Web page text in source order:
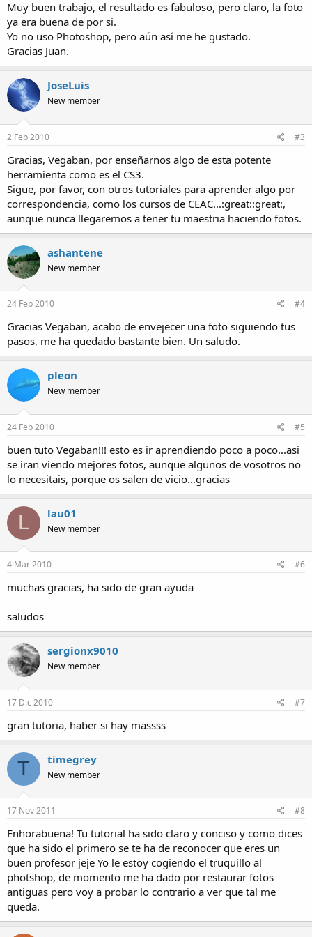
Muy buen trabajo, el resultado es fabuloso, pero claro, la foto
ya era buena de por si.
Yo no uso Photoshop, pero aún así me he gustado.
Gracias Juan.
JoseLuis
New member
2 Feb 2010 #3
Gracias, Vegaban, por enseñarnos algo de esta potente
herramienta como es el CS3.
Sigue, por favor, con otros tutoriales para aprender algo por
correspondencia, como los cursos de CEAC...:great::great:,
aunque nunca llegaremos a tener tu maestria haciendo fotos.
ashantene
New member
24 Feb 2010 #4
Gracias Vegaban, acabo de envejecer una foto siguiendo tus
pasos, me ha quedado bastante bien. Un saludo.
pleon
New member
24 Feb 2010 #5
buen tuto Vegaban!!! esto es ir aprendiendo poco a poco...asi
se iran viendo mejores fotos, aunque algunos de vosotros no
lo necesitais, porque os salen de vicio...gracias
L lau01
New member
4 Mar 2010 #6
muchas gracias, ha sido de gran ayuda
saludos
sergionx9010
New member
17 Dic 2010 #7
gran tutoria, haber si hay massss
T timegrey
New member
17 Nov 2011 #8
Enhorabuena! Tu tutorial ha sido claro y conciso y como dices
que ha sido el primero se te ha de reconocer que eres un
buen profesor jeje Yo le estoy cogiendo el truquillo al
photshop, de momento me ha dado por restaurar fotos
antiguas pero voy a probar lo contrario a ver que tal me
queda.